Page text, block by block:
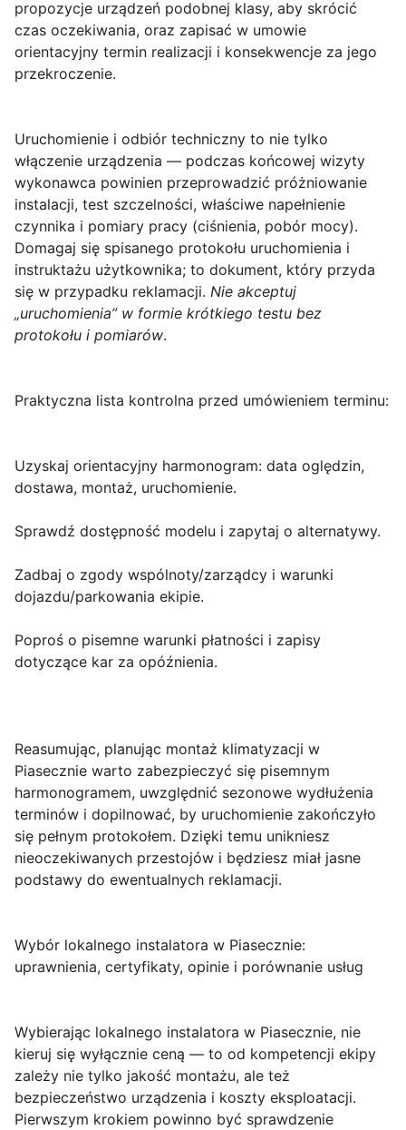
propozycje urządzeń podobnej klasy, aby skrócić
czas oczekiwania, oraz zapisać w umowie
orientacyjny termin realizacji i konsekwencje za jego
przekroczenie.
Uruchomienie i odbiór techniczny to nie tylko
włączenie urządzenia — podczas końcowej wizyty
wykonawca powinien przeprowadzić próżniowanie
instalacji, test szczelności, właściwe napełnienie
czynnika i pomiary pracy (ciśnienia, pobór mocy).
Domagaj się spisanego protokołu uruchomienia i
instruktażu użytkownika; to dokument, który przyda
się w przypadku reklamacji. Nie akceptuj
„uruchomienia” w formie krótkiego testu bez
protokołu i pomiarów.
Praktyczna lista kontrolna przed umówieniem terminu:
Uzyskaj orientacyjny harmonogram: data oględzin,
dostawa, montaż, uruchomienie.
Sprawdź dostępność modelu i zapytaj o alternatywy.
Zadbaj o zgody wspólnoty/zarządcy i warunki
dojazdu/parkowania ekipie.
Poproś o pisemne warunki płatności i zapisy
dotyczące kar za opóźnienia.
Reasumując, planując montaż klimatyzacji w
Piasecznie warto zabezpieczyć się pisemnym
harmonogramem, uwzględnić sezonowe wydłużenia
terminów i dopilnować, by uruchomienie zakończyło
się pełnym protokołem. Dzięki temu unikniesz
nieoczekiwanych przestojów i będziesz miał jasne
podstawy do ewentualnych reklamacji.
Wybór lokalnego instalatora w Piasecznie:
uprawnienia, certyfikaty, opinie i porównanie usług
Wybierając lokalnego instalatora w Piasecznie, nie
kieruj się wyłącznie ceną — to od kompetencji ekipy
zależy nie tylko jakość montażu, ale też
bezpieczeństwo urządzenia i koszty eksploatacji.
Pierwszym krokiem powinno być sprawdzenie